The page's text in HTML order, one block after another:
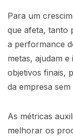
Para um
que afeta, tanto
a performance
metas, ajudam
objetivos finais,
da empresa
As métricas
melhorar os